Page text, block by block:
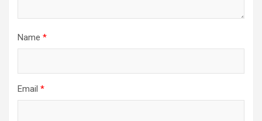
Name *
Email *